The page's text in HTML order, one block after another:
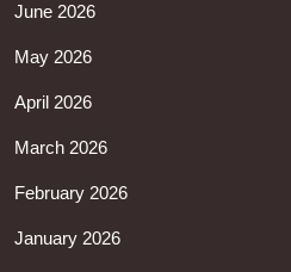
June 2026
May 2026
April 2026
March 2026
February 2026
January 2026